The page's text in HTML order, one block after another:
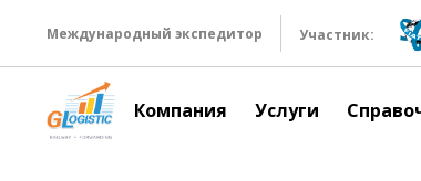
Международный экспедитор Участник:
Компания Услуги